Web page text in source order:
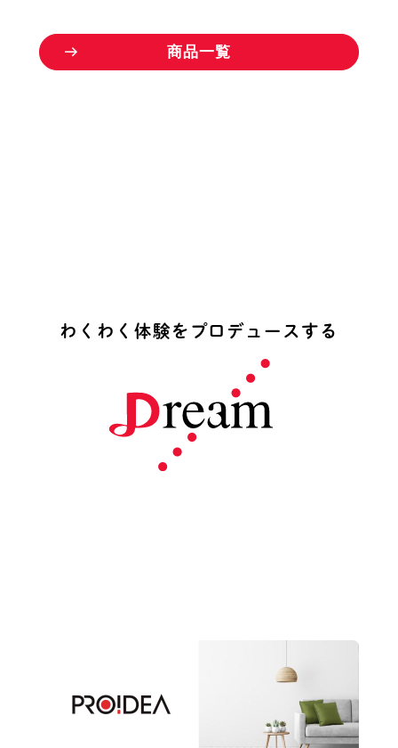
商品一覧
わ く わ く 体験 を プロ デ ュ ー ス す る